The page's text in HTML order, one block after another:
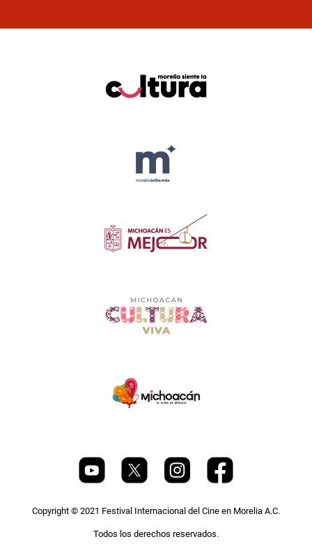
Copyright © 2021 Festival Internacional del Cine en Morelia A.C.
Todos los derechos reservados.